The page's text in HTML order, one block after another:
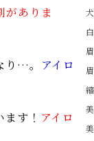
がありま
り…。
アイロ
す！ アイロ
犬